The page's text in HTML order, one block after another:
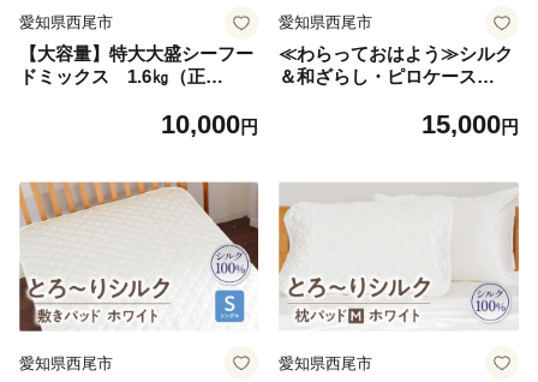
愛知県西尾市
【大容量】特大大盛シーフー
ドミックス 1.6㎏（正
10,000円
愛知県西尾市
≪わらっておはよう≫シルク
＆和ざらし・ピロケース
15,000円
愛知県西尾市 愛知県西尾市